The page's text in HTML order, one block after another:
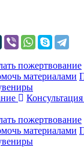
пожертвование
материалами
Консультация
пожертвование
материалами